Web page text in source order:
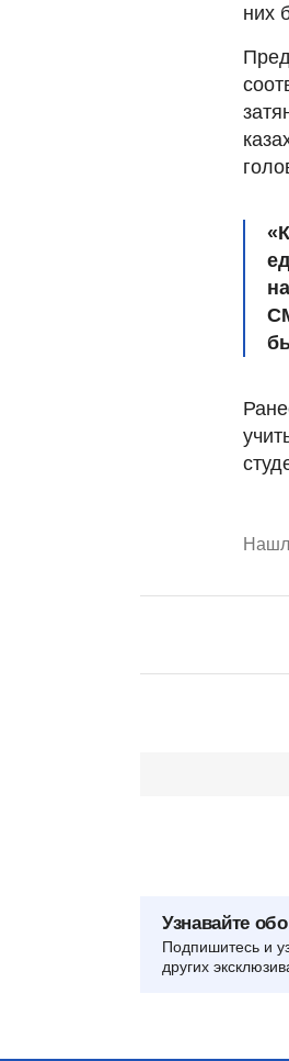
них
Узнавайте
Подпишитесь и
других